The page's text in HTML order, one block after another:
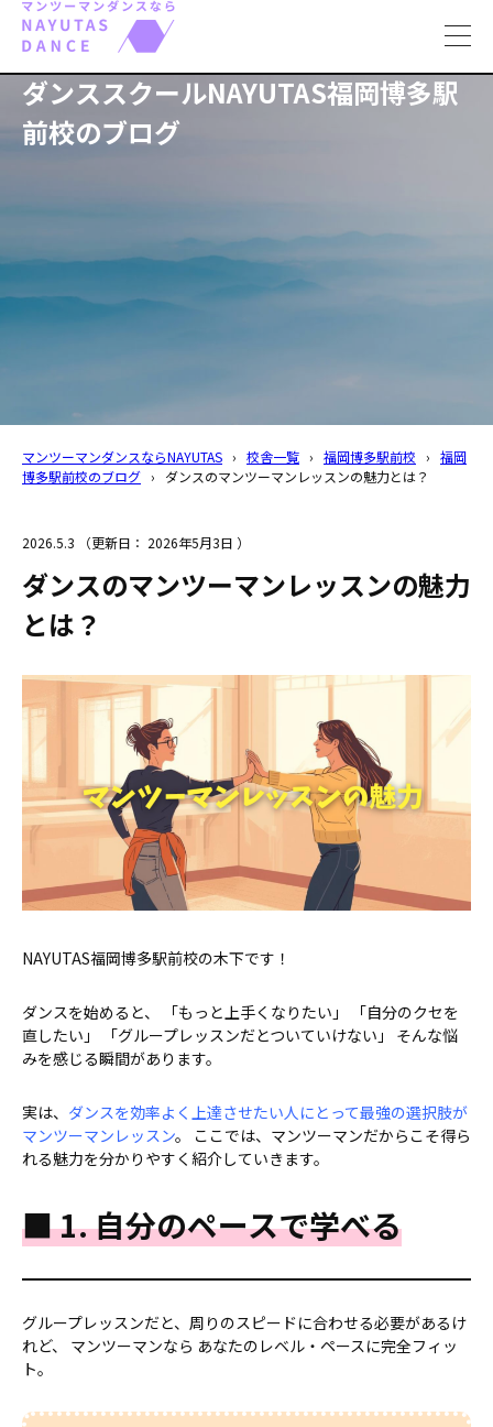
ダンススクールNAYUTAS福岡博多駅
前校のブログ
マンツーマンダンスならNAYUTAS › 校舎一覧 › 福岡博多駅前校 › 福岡
博多駅前校のブログ › ダンスのマンツーマンレッスンの魅力とは？
2026.5.3 （更新日： 2026年5月3日 ）
ダンスのマンツーマンレッスンの魅力
とは？
NAYUTAS福岡博多駅前校の木下です！
ダンスを始めると、 「もっと上手くなりたい」 「自分のクセを
直したい」 「グループレッスンだとついていけない」 そんな悩
みを感じる瞬間があります。
実は、 ダンスを効率よく上達させたい人にとって最強の選択肢が
マンツーマンレッスン。 ここでは、マンツーマンだからこそ得ら
れる魅力を分かりやすく紹介していきます。
■ 1. 自分のペースで学べる
グループレッスンだと、周りのスピードに合わせる必要があるけ
れど、 マンツーマンなら あなたのレベル・ペースに完全フィッ
ト。